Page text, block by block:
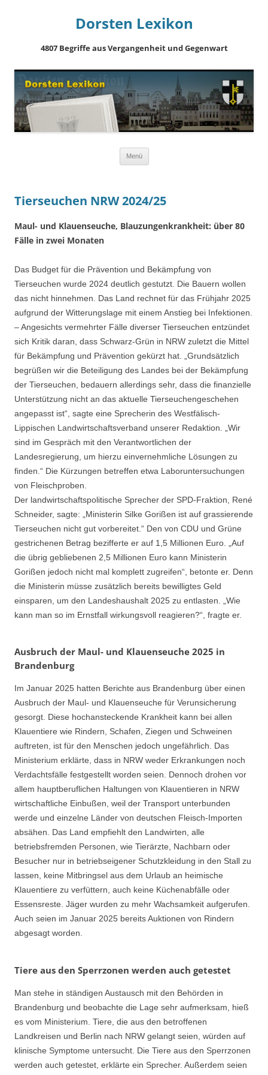
Dorsten Lexikon
4807 Begriffe aus Vergangenheit und Gegenwart
Menü
Tierseuchen NRW 2024/25
Maul- und Klauenseuche, Blauzungenkrankheit: über 80
Fälle in zwei Monaten
Das Budget für die Prävention und Bekämpfung von
Tierseuchen wurde 2024 deutlich gestutzt. Die Bauern wollen
das nicht hinnehmen. Das Land rechnet für das Frühjahr 2025
aufgrund der Witterungslage mit einem Anstieg bei Infektionen.
– Angesichts vermehrter Fälle diverser Tierseuchen entzündet
sich Kritik daran, dass Schwarz-Grün in NRW zuletzt die Mittel
für Bekämpfung und Prävention gekürzt hat. „Grundsätzlich
begrüßen wir die Beteiligung des Landes bei der Bekämpfung
der Tierseuchen, bedauern allerdings sehr, dass die finanzielle
Unterstützung nicht an das aktuelle Tierseuchengeschehen
angepasst ist“, sagte eine Sprecherin des Westfälisch-
Lippischen Landwirtschaftsverband unserer Redaktion. „Wir
sind im Gespräch mit den Verantwortlichen der
Landesregierung, um hierzu einvernehmliche Lösungen zu
finden.“ Die Kürzungen betreffen etwa Laboruntersuchungen
von Fleischproben.
Der landwirtschaftspolitische Sprecher der SPD-Fraktion, René
Schneider, sagte: „Ministerin Silke Gorißen ist auf grassierende
Tierseuchen nicht gut vorbereitet.“ Den von CDU und Grüne
gestrichenen Betrag bezifferte er auf 1,5 Millionen Euro. „Auf
die übrig gebliebenen 2,5 Millionen Euro kann Ministerin
Gorißen jedoch nicht mal komplett zugreifen“, betonte er. Denn
die Ministerin müsse zusätzlich bereits bewilligtes Geld
einsparen, um den Landeshaushalt 2025 zu entlasten. „Wie
kann man so im Ernstfall wirkungsvoll reagieren?“, fragte er.
Ausbruch der Maul- und Klauenseuche 2025 in
Brandenburg
Im Januar 2025 hatten Berichte aus Brandenburg über einen
Ausbruch der Maul- und Klauenseuche für Verunsicherung
gesorgt. Diese hochansteckende Krankheit kann bei allen
Klauentiere wie Rindern, Schafen, Ziegen und Schweinen
auftreten, ist für den Menschen jedoch ungefährlich. Das
Ministerium erklärte, dass in NRW weder Erkrankungen noch
Verdachtsfälle festgestellt worden seien. Dennoch drohen vor
allem hauptberuflichen Haltungen von Klauentieren in NRW
wirtschaftliche Einbußen, weil der Transport unterbunden
werde und einzelne Länder von deutschen Fleisch-Importen
absähen. Das Land empfiehlt den Landwirten, alle
betriebsfremden Personen, wie Tierärzte, Nachbarn oder
Besucher nur in betriebseigener Schutzkleidung in den Stall zu
lassen, keine Mitbringsel aus dem Urlaub an heimische
Klauentiere zu verfüttern, auch keine Küchenabfälle oder
Essensreste. Jäger wurden zu mehr Wachsamkeit aufgerufen.
Auch seien im Januar 2025 bereits Auktionen von Rindern
abgesagt worden.
Tiere aus den Sperrzonen werden auch getestet
Man stehe in ständigen Austausch mit den Behörden in
Brandenburg und beobachte die Lage sehr aufmerksam, hieß
es vom Ministerium. Tiere, die aus den betroffenen
Landkreisen und Berlin nach NRW gelangt seien, würden auf
klinische Symptome untersucht. Die Tiere aus den Sperrzonen
werden auch getestet, erklärte ein Sprecher. Außerdem seien